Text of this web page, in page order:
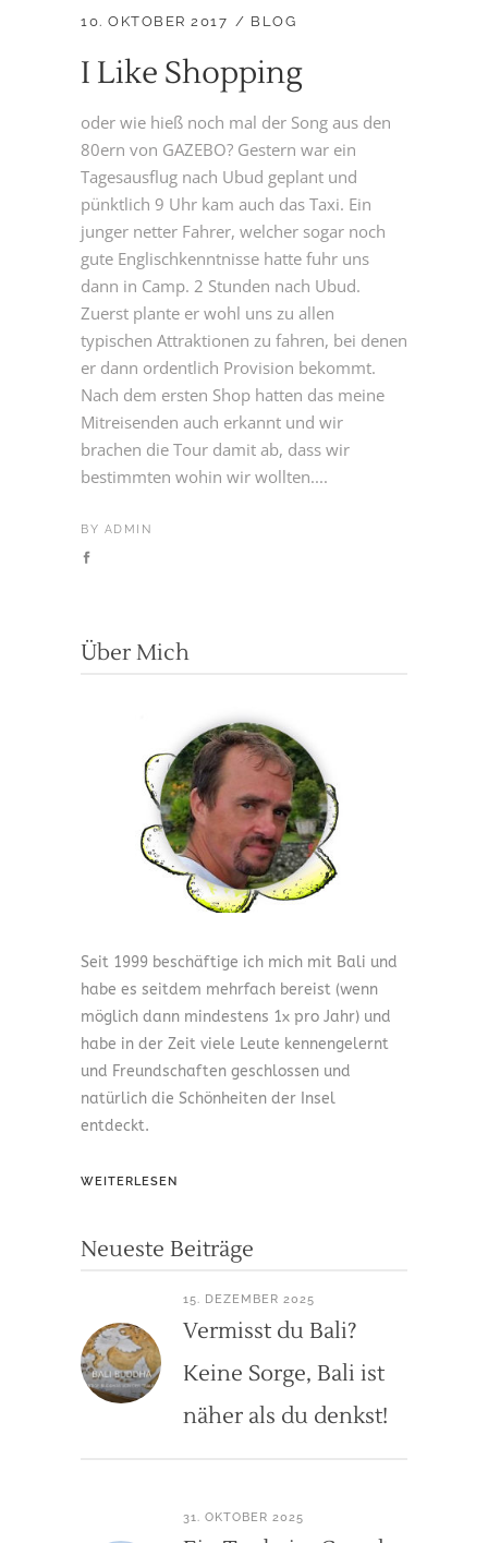
10. OKTOBER 2017 BLOG
I Like Shopping
oder wie hieß noch mal der Song aus den
80ern von GAZEBO? Gestern war ein
Tagesausflug nach Ubud geplant und
pünktlich 9 Uhr kam auch das Taxi. Ein
junger netter Fahrer, welcher sogar noch
gute Englischkenntnisse hatte fuhr uns
dann in Camp. 2 Stunden nach Ubud.
Zuerst plante er wohl uns zu allen
typischen Attraktionen zu fahren, bei denen
er dann ordentlich Provision bekommt.
Nach dem ersten Shop hatten das meine
Mitreisenden auch erkannt und wir
brachen die Tour damit ab, dass wir
bestimmten wohin wir wollten....
BY ADMIN
Über Mich
Seit 1999 beschäftige ich mich mit Bali und
habe es seitdem mehrfach bereist (wenn
möglich dann mindestens 1x pro Jahr) und
habe in der Zeit viele Leute kennengelernt
und Freundschaften geschlossen und
natürlich die Schönheiten der Insel
entdeckt.
WEITERLESEN
Neueste Beiträge
15. DEZEMBER 2025
Vermisst du Bali?
Keine Sorge, Bali ist
näher als du denkst!
31. OKTOBER 2025